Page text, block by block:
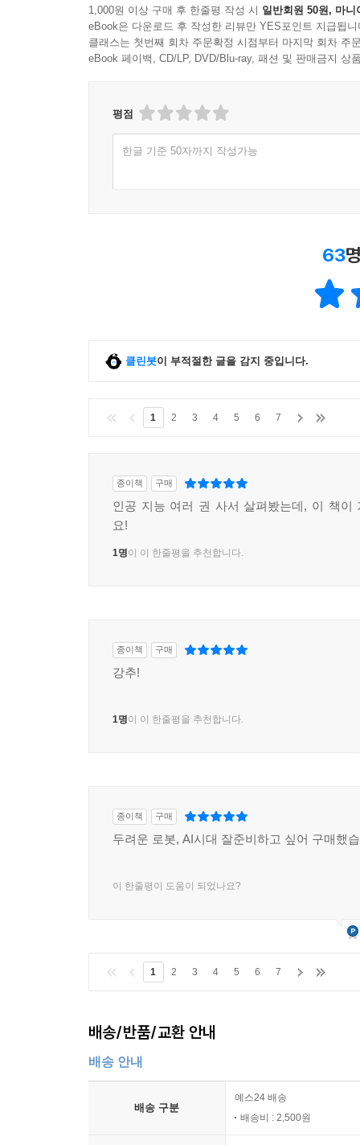
기억할 것은 어떻게 구분할까?
미래를 전망하는 현실적이고 구체적인 질문들,
―디지털 인문학자의 인공지능 시대를 살아가야
이 우주에서 우리에겐 두 가지 선물이 주어진다.
게임’을 제시했다. 64년이 지난 2014년 컴퓨터 ‘
서비스인 캡차CAPTCHA는 ‘컴퓨터와 사람을 식
요소라고 역설한다.
위임한다면 우리는 무엇을 잃어버리게 될지,
기억과 능력을 외부 기계와 인공지능에 아웃소
살아간다는 것에 대한 깊이 있는 고민을 더한다.
1,000원 이상 구매 후 한줄평 작성 시 일반회원 50원, 마니
eBook은 다운로드 후 작성한 리뷰만 YES포인트 지급됩니
클래스는 첫번째 회차 주문확정 시점부터 마지막 회차 주
eBook 페이백, CD/LP, DVD/Blu-ray, 패션 및 판매금지 상
평점
한글 기준 50자까지 작성가능
63
클린봇이 부적절한 글을 감지 중입니다.
1 2 3 4 5 6 7
종이책 구매
인공 지능 여러 권 사서 살펴봤는데, 이 책이
요!
1명이 이 한줄평을 추천합니다.
종이책 구매
강추!
1명이 이 한줄평을 추천합니다.
종이책 구매
두려운 로봇, AI시대 잘준비하고 싶어 구매했
이 한줄평이 도움이 되었나요?
1 2 3 4 5 6 7
배송/반품/교환 안내
배송 안내
배송 구분
예스24 배송
배송비 : 2,500원